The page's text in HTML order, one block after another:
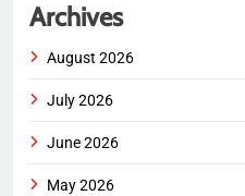
Archives
August 2026
July 2026
June 2026
May 2026